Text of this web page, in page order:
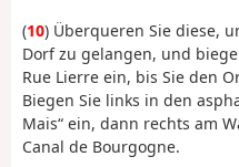
(10) Überqueren Sie diese,
Dorf zu gelangen, und
Rue Lierre ein, bis Sie den
Biegen Sie links in den
Mais“ ein, dann rechts am
Canal de Bourgogne.